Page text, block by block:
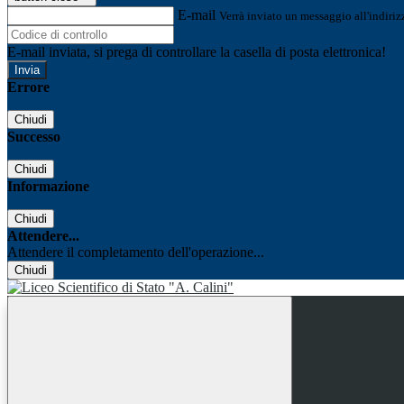
E-mail Verrà inviato un messaggio
E-mail inviata, si prega di controllare la casella di posta elettronica!
Errore
Chiudi
Successo
Chiudi
Informazione
Chiudi
Attendere...
Attendere il completamento dell'operazione...
Chiudi